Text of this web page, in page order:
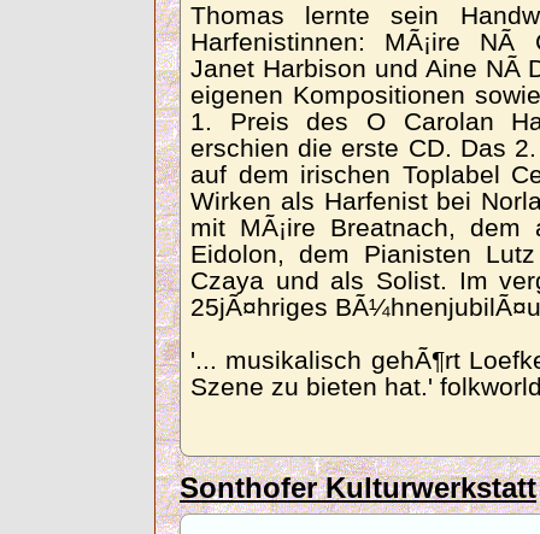
Thomas lernte sein
Harfenistinnen: MÃ¡ire NÃ­
Janet Harbison und Aine NÃ­
eigenen Kompositionen
1. Preis des O Carolan
erschien die erste CD. Das
auf dem irischen Toplabel
Wirken als Harfenist bei
mit MÃ¡ire Breatnach, dem
Eidolon, dem Pianisten
Czaya und als Solist. Im
25jÃ¤hriges
'... musikalisch gehÃ¶rt
Szene zu bieten hat.'
Sonthofer Kulturwerkstatt